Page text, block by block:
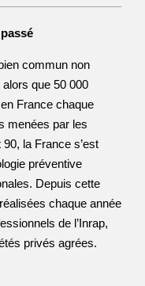
commun non
que 50 000
France chaque
menées par les
la France s’est
préventive
Depuis cette
chaque année
de l’Inrap,
privés agrées.